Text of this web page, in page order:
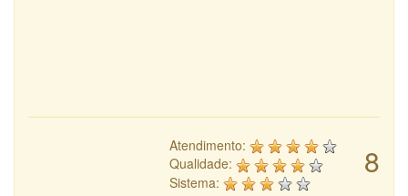
8
Atendimento:
Qualidade:
Sistema: